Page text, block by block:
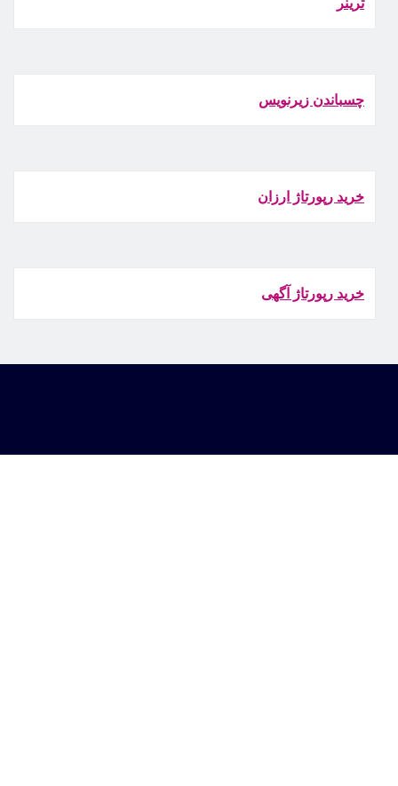
چسباندن زيرنويس
خرید رپورتاژ ارزان
خرید رپورتاژ آگهی